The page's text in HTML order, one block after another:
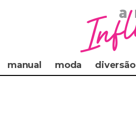
manual moda diversão